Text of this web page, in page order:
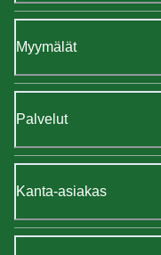
Myymälät
Palvelut
Kanta-asiakas